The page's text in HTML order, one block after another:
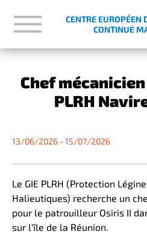
CENTRE EUROPÉEN
CONTINUE
Chef
PLRH
13/06/2026 - 15/07/2026
Le GIE PLRH (Protection
Halieutiques) recherche un
pour le patrouilleur Osiris II
sur l'île de la Réunion.